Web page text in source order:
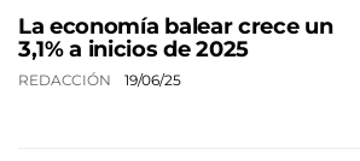
La economía balear crece un
3,1% a inicios de 2025
REDACCIÓN 19/06/25